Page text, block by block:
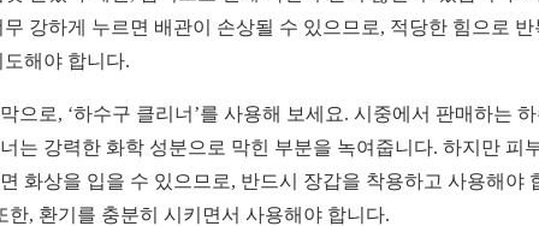
무 강하게 누르면 배관이 손상될 수 있으므로, 적당한 힘으로 반
도해야 합니다.
으로, ‘하수구 클리너’를 사용해 보세요. 시중에서 판매하는
는 강력한 화학 성분으로 막힌 부분을 녹여줍니다. 하지만 피
화상을 입을 수 있으므로, 반드시 장갑을 착용하고 사용해야
한, 환기를 충분히 시키면서 사용해야 합니다.